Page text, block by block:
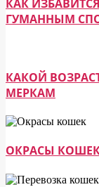
КАК
ГУМАННЫМ
КАКОЙ
МЕРКАМ
ОКРАСЫ